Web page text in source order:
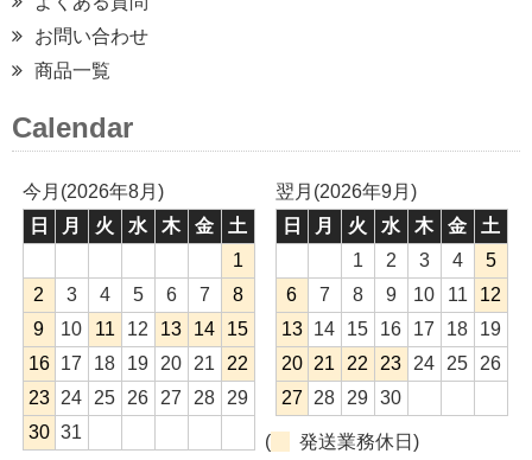
お問い合わせ
商品一覧
Calendar
今月(2026年8月)
日
月 火 水 木 金
土
1
2
3 4 5 6 7
8
9
10 11 12 13 14
15
16
17 18 19 20 21
22
23
24 25 26 27 28
29
30 31
翌月(2026年9月)
日
月 火 水 木 金
土
1
2 3 4
5
6
7 8 9 10 11
12
13
14 15 16 17 18
19
20
21 22 23 24 25
26
27
28 29 30
( 発送業務休日)